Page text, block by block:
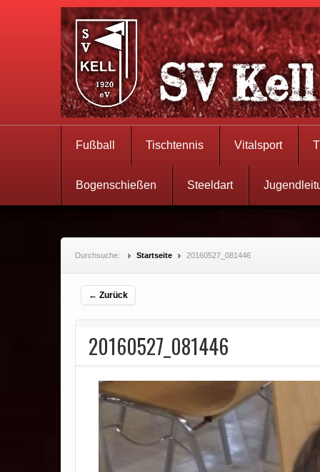
Fußball Tischtennis Vitalsport
Bogenschießen Steeldart
Durchsuche: Startseite 20160527_081446
← Zurück
20160527_081446